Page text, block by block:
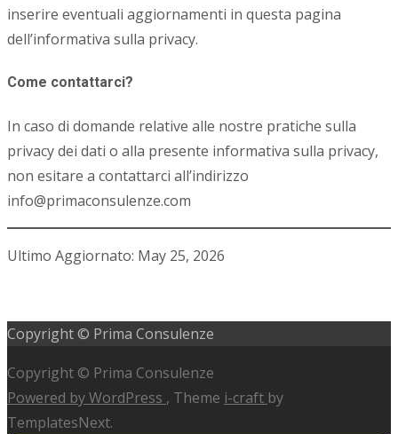
inserire eventuali aggiornamenti in questa pagina
dell’informativa sulla privacy.
Come contattarci?
In caso di domande relative alle nostre pratiche sulla
privacy dei dati o alla presente informativa sulla privacy,
non esitare a contattarci all’indirizzo
info@primaconsulenze.com
Ultimo Aggiornato: May 25, 2026
Copyright © Prima Consulenze
Copyright © Prima Consulenze
Powered by WordPress , Theme i-craft by
TemplatesNext.